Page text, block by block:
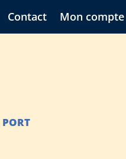
Contact Mon compte
PORT